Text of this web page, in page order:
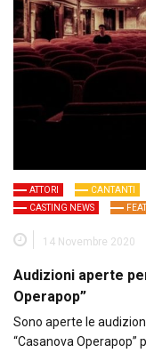
ATTORI CANTANTI
CASTING NEWS
14 Novembre 2020
Audizioni aperte
Operapop”
Sono aperte le
“Casanova Operapop”